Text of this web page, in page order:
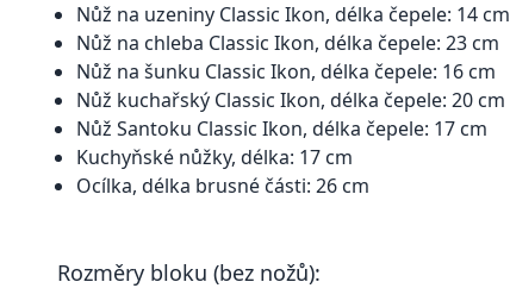
Nůž na uzeniny Classic Ikon, délka čepele: 14 cm
Nůž na chleba Classic Ikon, délka čepele: 23 cm
Nůž na šunku Classic Ikon, délka čepele: 16 cm
Nůž kuchařský Classic Ikon, délka čepele: 20 cm
Nůž Santoku Classic Ikon, délka čepele: 17 cm
Kuchyňské nůžky, délka: 17 cm
Ocílka, délka brusné části: 26 cm
Rozměry bloku (bez nožů):